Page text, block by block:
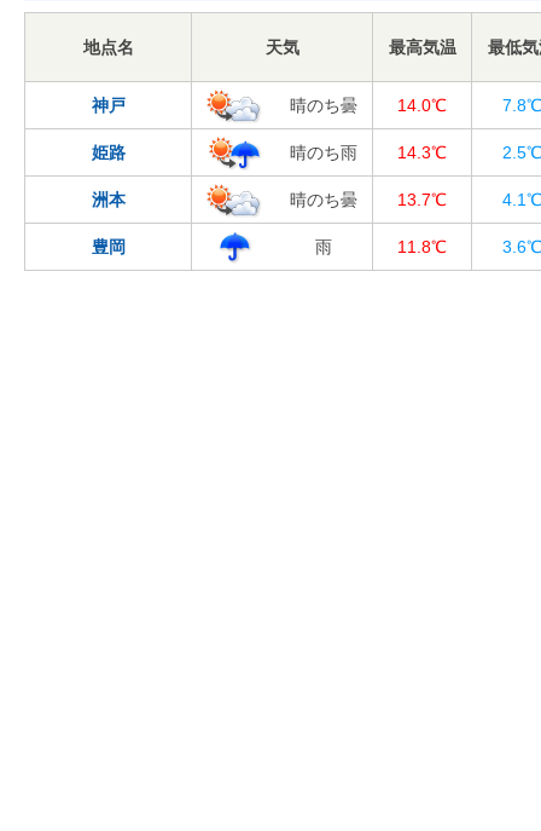
地点名 天気 最高気温 最低
神戸 晴のち曇 14.0℃ 7.8℃
姫路 晴のち雨 14.3℃ 2.5℃
洲本 晴のち曇 13.7℃ 4.1℃
豊岡 雨 11.8℃ 3.6℃